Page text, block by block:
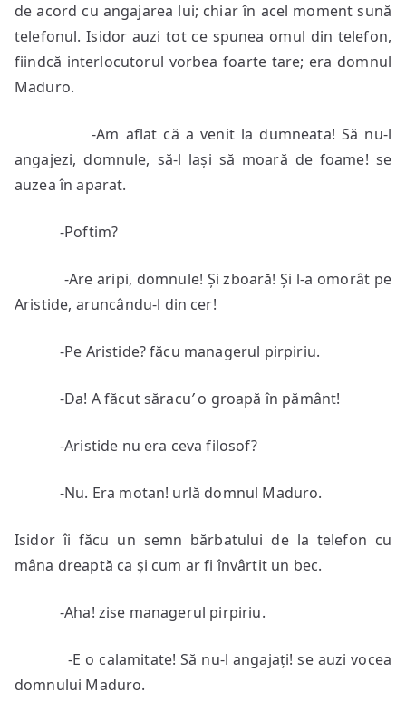
de acord cu angajarea lui; chiar în acel moment sună
telefonul. Isidor auzi tot ce spunea omul din telefon,
fiindcă interlocutorul vorbea foarte tare; era domnul
Maduro.
-Am aflat că a venit la dumneata! Să nu-l
angajezi, domnule, să-l lași să moară de foame! se
auzea în aparat.
-Poftim?
-Are aripi, domnule! Și zboară! Și l-a omorât pe
Aristide, aruncându-l din cer!
-Pe Aristide? făcu managerul pirpiriu.
-Da! A făcut săracu’o groapă în pământ!
-Aristide nu era ceva filosof?
-Nu. Era motan! urlă domnul Maduro.
Isidor îi făcu un semn bărbatului de la telefon cu
mâna dreaptă ca și cum ar fi învârtit un bec.
-Aha! zise managerul pirpiriu.
-E o calamitate! Să nu-l angajați! se auzi vocea
domnului Maduro.